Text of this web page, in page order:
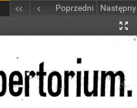
Poprzedni Następny